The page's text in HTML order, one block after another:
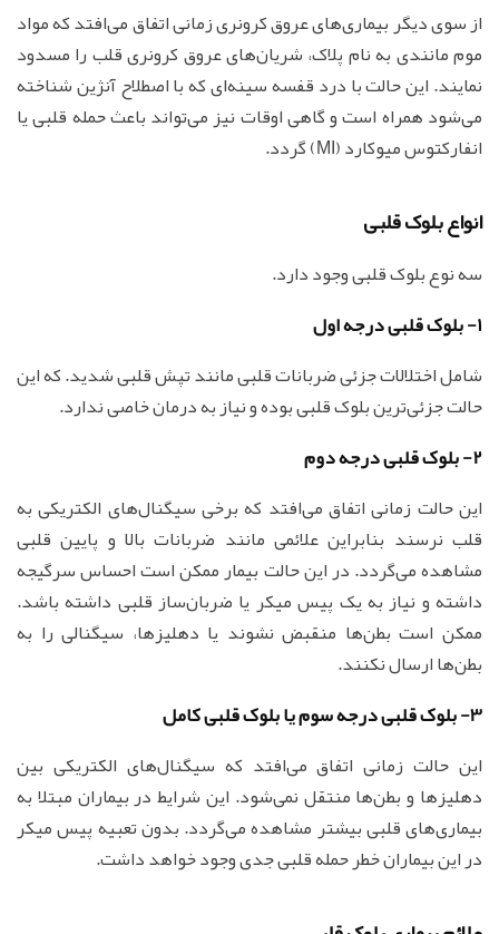
از سوی دیگر بیماری‌های عروق کرونری زمانی اتفاق می‌افتد که مواد
موم مانندی به نام پلاک، شریان‌های عروق کرونری قلب را مسدود
نمایند. این حالت با درد قفسه سینه‌ای که با اصطلاح آنژین شناخته
می‌شود همراه است و گاهی اوقات نیز می‌تواند باعث حمله قلبی یا
انفارکتوس میوکارد (MI) گردد.
انواع بلوک قلبی
سه نوع بلوک قلبی وجود دارد.
1- بلوک قلبی درجه اول
شامل اختلالات جزئی ضربانات قلبی مانند تپش قلبی شدید. که این
حالت جزئی‌ترین بلوک قلبی بوده و نیاز به درمان خاصی ندارد.
2- بلوک قلبی درجه دوم
این حالت زمانی اتفاق می‌افتد که برخی سیگنال‌های الکتریکی به
قلب نرسند بنابراین علائمی مانند ضربانات بالا و پایین قلبی
مشاهده می‌گردد. در این حالت بیمار ممکن است احساس سرگیجه
داشته و نیاز به یک پیس میکر یا ضربان‌ساز قلبی داشته باشد.
ممکن است بطن‌ها منقبض نشوند یا دهلیزها، سیگنالی را به
بطن‌ها ارسال نکنند.
3- بلوک قلبی درجه سوم یا بلوک قلبی کامل
این حالت زمانی اتفاق می‌افتد که سیگنال‌های الکتریکی بین
دهلیزها و بطن‌ها منتقل نمی‌شود. این شرایط در بیماران مبتلا به
بیماری‌های قلبی بیشتر مشاهده می‌گردد. بدون تعبیه پیس میکر
در این بیماران خطر حمله قلبی جدی وجود خواهد داشت.